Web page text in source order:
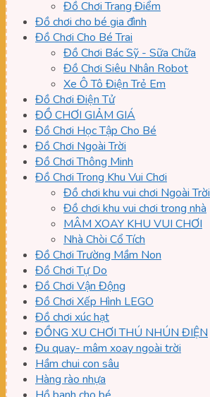
Đồ Chơi Trang Điểm
Đồ chơi cho bé gia đình
Đồ Chơi Cho Bé Trai
Đồ Chơi Bác Sỹ - Sữa Chữa
Đồ Chơi Siêu Nhân Robot
Xe Ô Tô Điện Trẻ Em
Đồ Chơi Điện Tử
ĐỒ CHƠI GIẢM GIÁ
Đồ Chơi Học Tập Cho Bé
Đồ Chơi Ngoài Trời
Đồ Chơi Thông Minh
Đồ Chơi Trong Khu Vui Chơi
Đồ chơi khu vui chơi Ngoài Trời
Đồ chơi khu vui chơi trong nhà
MÂM XOAY KHU VUI CHƠI
Nhà Chòi Cổ Tích
Đồ Chơi Trường Mầm Non
Đồ Chơi Tự Do
Đồ Chơi Vận Động
Đồ Chơi Xếp Hình LEGO
Đồ chơi xúc hạt
ĐỒNG XU CHƠI THÚ NHÚN ĐIỆN
Đu quay- mâm xoay ngoài trời
Hầm chui con sâu
Hàng rào nhựa